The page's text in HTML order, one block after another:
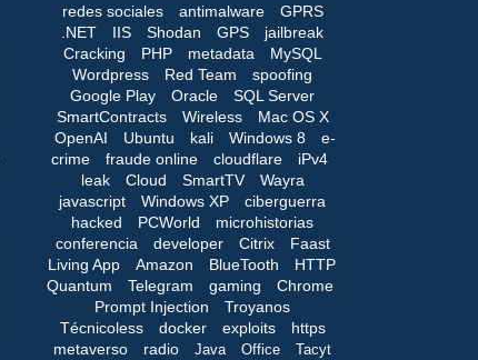
redes sociales
antimalware
GPRS
.NET
IIS Shodan GPS
jailbreak
Cracking
PHP metadata
MySQL
Wordpress
Red Team
spoofing
Google Play
Oracle
SQL Server
SmartContracts
Wireless
Mac OS X
OpenAI
Ubuntu kali Windows 8
e-
crime
fraude online cloudflare
iPv4
leak
Cloud SmartTV
Wayra
javascript
Windows XP
ciberguerra
hacked
PCWorld
microhistorias
conferencia
developer Citrix
Faast
Living App
Amazon BlueTooth
HTTP
Quantum
Telegram gaming
Chrome
Prompt Injection
Troyanos
Técnicoless
docker exploits
https
metaverso
radio Java Office
Tacyt